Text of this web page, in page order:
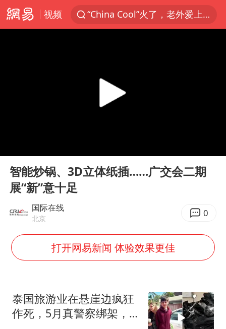
视频
“China Cool”火了，老外爱上中国避暑游
浙江台州《告全体市民书》
店主称换“青海拉面”招牌后生意更好
22岁女生独闯南太行失联12天
万岁山接盘烂尾恒大文旅城
Play
智能炒锅、3D立体纸插……广交会二期
展“新”意十足
国际在线
北京 0
打开网易新闻 体验效果更佳
泰国旅游业在悬崖边疯狂
作死，5月真警察绑架，7